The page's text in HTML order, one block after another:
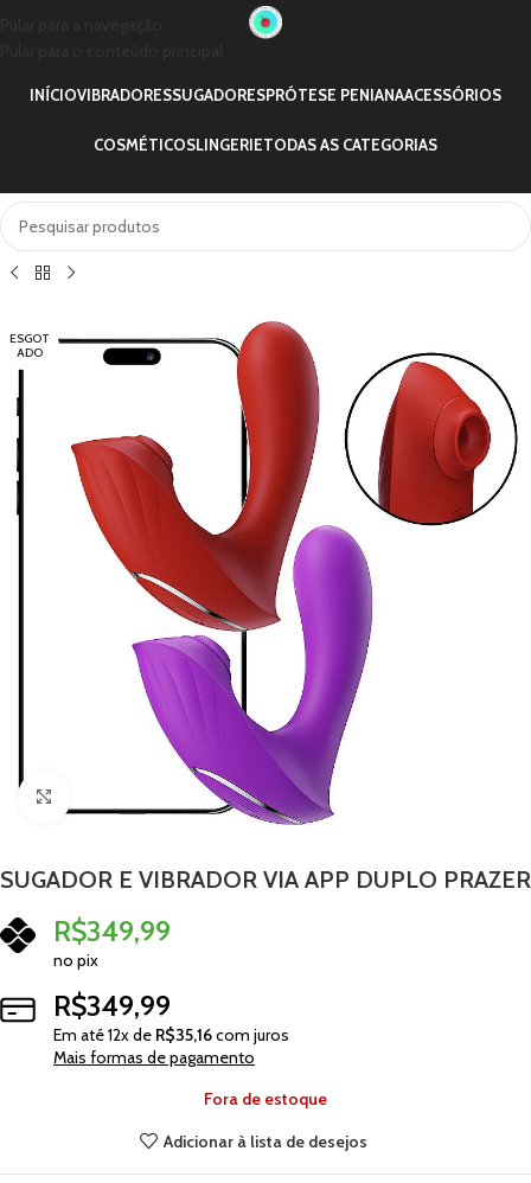
INÍCIOVIBRADORESSUGADORESPRÓTESE PENIANAACESSÓRIOS
COSMÉTICOSLINGERIETODAS AS CATEGORIAS
ESGOT
ADO
SUGADOR E VIBRADOR VIA APP DUPLO PRAZER
R$349,99
no pix
R$349,99
Em até12x de R$35,16com juros
Mais formas de pagamento
Fora de estoque
Adicionar à lista de desejos